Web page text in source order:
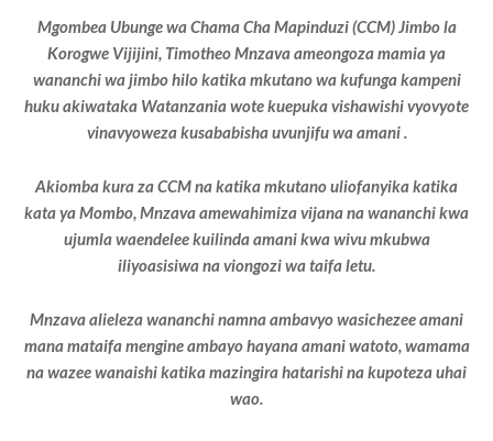
Mgombea Ubunge wa Chama Cha Mapinduzi (CCM) Jimbo la
Korogwe Vijijini, Timotheo Mnzava ameongoza mamia ya
wananchi wa jimbo hilo katika mkutano wa kufunga kampeni
huku akiwataka Watanzania wote kuepuka vishawishi vyovyote
vinavyoweza kusababisha uvunjifu wa amani .
Akiomba kura za CCM na katika mkutano uliofanyika katika
kata ya Mombo, Mnzava amewahimiza vijana na wananchi kwa
ujumla waendelee kuilinda amani kwa wivu mkubwa
iliyoasisiwa na viongozi wa taifa letu.
Mnzava alieleza wananchi namna ambavyo wasichezee amani
mana mataifa mengine ambayo hayana amani watoto, wamama
na wazee wanaishi katika mazingira hatarishi na kupoteza uhai
wao.